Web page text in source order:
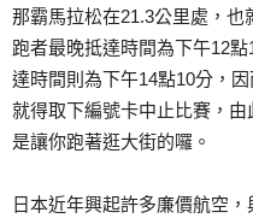
那霸馬拉松在21.3公里處，也
跑者最晚抵達時間為下午12
達時間則為下午14點10分，
就得取下編號卡中止比賽，
是讓你跑著逛大街的囉。
日本近年興起許多廉價航空